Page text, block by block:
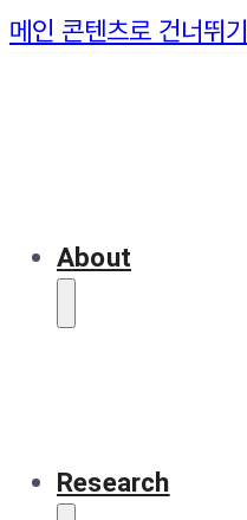
메인 콘텐츠로 건너뛰기
About
Research